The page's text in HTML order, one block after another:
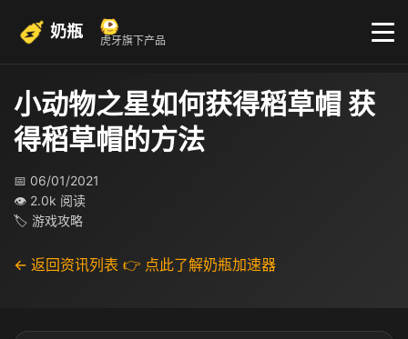
奶瓶 虎牙旗下产品
小动物之星如何获得稻草帽 获
得稻草帽的方法
📅 06/01/2021
👁 2.0k 阅读
🏷 游戏攻略
← 返回资讯列表 👉 点此了解奶瓶加速器